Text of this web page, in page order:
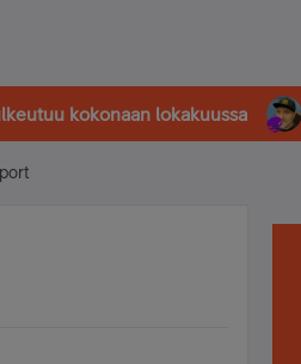
kokonaan lokakuussa